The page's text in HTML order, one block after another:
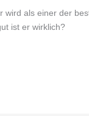
wird als einer der
ist er wirklich?